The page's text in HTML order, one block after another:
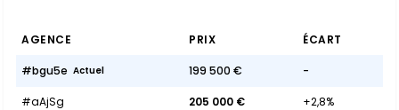
AGENCE PRIX ÉCART
#bgu5e Actuel 199 500 € -
#aAjSg 205 000 €
+2,8%